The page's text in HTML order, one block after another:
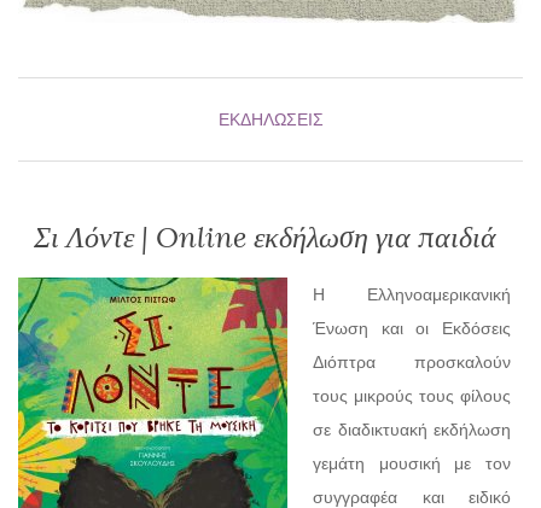
ΕΚΔΗΛΏΣΕΙΣ
Σι Λόντε | Online εκδήλωση για παιδιά
H Ελληνοαμερικανική
Ένωση και οι Εκδόσεις
Διόπτρα προσκαλούν
τους μικρούς τους φίλους
σε διαδικτυακή εκδήλωση
γεμάτη μουσική με τον
συγγραφέα και ειδικό